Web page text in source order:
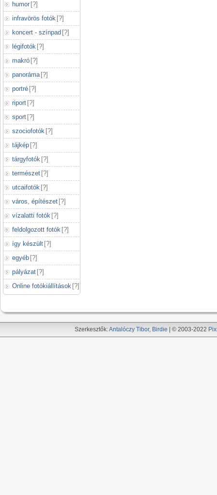
humor [?]
infravörös fotók [?]
koncert - színpad [?]
légifotók [?]
makró [?]
panoráma [?]
portré [?]
riport [?]
sport [?]
szociofotók [?]
tájkép [?]
tárgyfotók [?]
természet [?]
utcaifotók [?]
város, építészet [?]
vízalatti fotók [?]
feldolgozott fotók [?]
így készült [?]
egyéb [?]
pályázat [?]
Online fotókiállítások [?]
Szerkesztők:Antalóczy Tibor, Birdie | © 2003-2022